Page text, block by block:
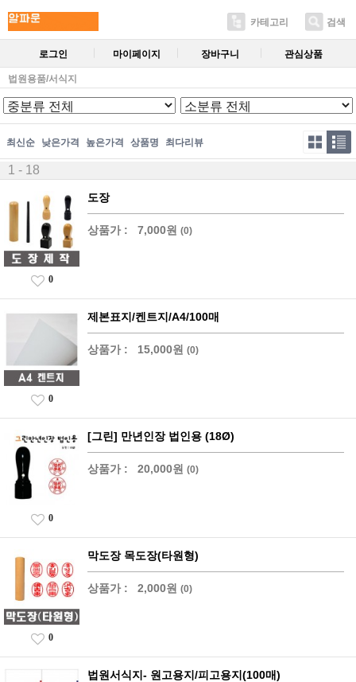
카테고리 검색
로그인 마이페이지 장바구니 관심상품
법원용품/서식지
최신순 낮은가격 높은가격 상품명 최다리뷰
1 - 18
도장
상품가 : 7,000원 (0)
0
제본표지/켄트지/A4/100매
상품가 : 15,000원 (0)
0
[그린] 만년인장 법인용 (18Ø)
상품가 : 20,000원 (0)
0
막도장 목도장(타원형)
상품가 : 2,000원 (0)
0
법원서식지- 원고용지/피고용지(100매)